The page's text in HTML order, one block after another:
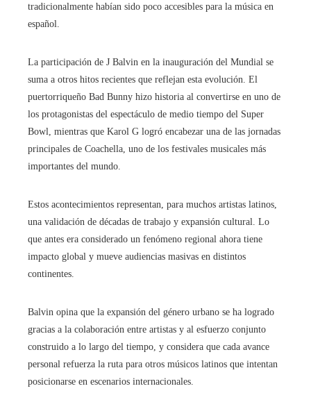
tradicionalmente habían sido poco accesibles para la música en
español.
La participación de J Balvin en la inauguración del Mundial se
suma a otros hitos recientes que reflejan esta evolución. El
puertorriqueño Bad Bunny hizo historia al convertirse en uno de
los protagonistas del espectáculo de medio tiempo del Super
Bowl, mientras que Karol G logró encabezar una de las jornadas
principales de Coachella, uno de los festivales musicales más
importantes del mundo.
Estos acontecimientos representan, para muchos artistas latinos,
una validación de décadas de trabajo y expansión cultural. Lo
que antes era considerado un fenómeno regional ahora tiene
impacto global y mueve audiencias masivas en distintos
continentes.
Balvin opina que la expansión del género urbano se ha logrado
gracias a la colaboración entre artistas y al esfuerzo conjunto
construido a lo largo del tiempo, y considera que cada avance
personal refuerza la ruta para otros músicos latinos que intentan
posicionarse en escenarios internacionales.